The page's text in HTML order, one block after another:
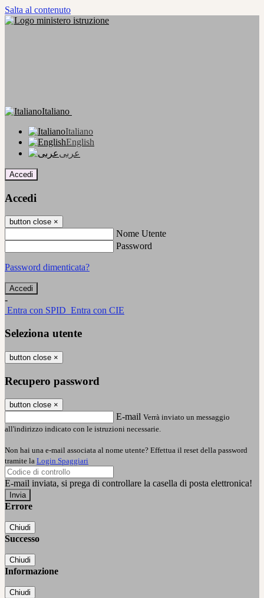
Salta al contenuto
Italiano
Italiano
English
عربى
Accedi
Accedi
button close ×
Nome Utente
Password
Password dimenticata?
-
Entra con SPID Entra con CIE
Seleziona utente
button close ×
Recupero password
button close ×
E-mail Verrà inviato un messaggio
all'indirizzo indicato con le istruzioni necessarie.
Non hai una e-mail associata al nome utente? Effettua il reset della password
tramite la Login Spaggiari
E-mail inviata, si prega di controllare la casella di posta elettronica!
Errore
Chiudi
Successo
Chiudi
Informazione
Chiudi